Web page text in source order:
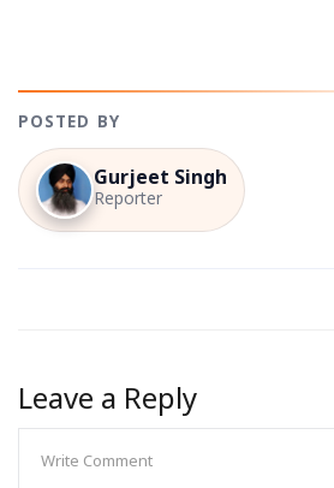
POSTED BY
Gurjeet Singh
Reporter
Leave a Reply